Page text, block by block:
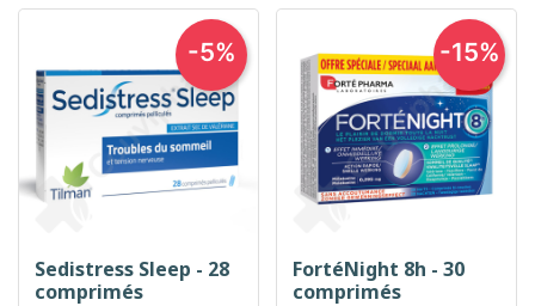
Sedistress Sleep - 28
comprimés
-5%
FortéNight 8h - 30
comprimés
-15%